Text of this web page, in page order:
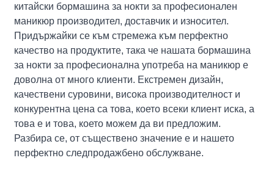
китайски бормашина за нокти за професионален
маникюр производител, доставчик и износител.
Придържайки се към стремежа към перфектно
качество на продуктите, така че нашата бормашина
за нокти за професионална употреба на маникюр е
доволна от много клиенти. Екстремен дизайн,
качествени суровини, висока производителност и
конкурентна цена са това, което всеки клиент иска, а
това е и това, което можем да ви предложим.
Разбира се, от съществено значение е и нашето
перфектно следпродажбено обслужване.